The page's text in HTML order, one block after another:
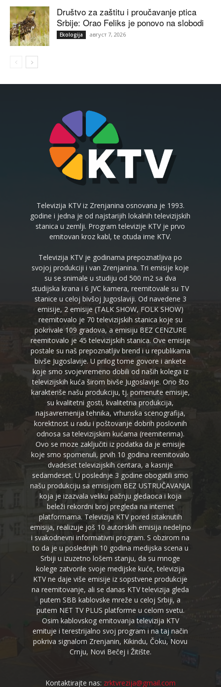
Društvo za zaštitu i proučavanje ptica
Srbije: Orao Feliks je ponovo na slobodi
Ekologija август 7, 2026
Televizija KTV iz Zrenjanina osnovana je 1993.
godine i jedna je od najstarijih lokalnih televizijskih
stanica u zemlji. Program televizije KTV je prvo
emitovan kroz kabl, te otuda ime KTV.
Televizija KTV je godinama prepoznatljiva po
svojoj produkciji i van Zrenjanina. Tri emisije koje
su se snimale u studiju od 500 m2 sa dva
studijska krana i 6 JVC kamera, reemitovale su TV
stanice u celoj bivšoj Jugoslaviji. Od navedene 3
emisije, 2 emisije (TALK SHOW, FOLK SHOW)
reemitovalo je 70 televizijskih stanica koje su
pokrivale 109 gradova, a emisiju BEZ CENZURE
reemitovalo je 45 televizijskih stanica. Ove emisije
postale su naš prepoznatljiv brend i u republikama
bivše Jugoslavije. U prilog tome govore i ankete
koje smo svojevremeno dobili od naših kolega iz
televizijskih kuća širom bivše Jugoslavije. Ono što
karakteriše našu produkciju, tj. pomenute emisije,
su kvalitetni gosti, kvalitetna produkcija,
najsavremenija tehnika, vrhunska scenografija,
korektnost u radu i poštovanje dobrih poslovnih
odnosa sa televizijskim kućama (reemiterima).
Ovo se moze zaključiti iz podatka da je emisije
koje smo spomenuli, prvih 10 godina reemitovalo
dvadeset televizijskih centara, a kasnije
sedamdeset. U poslednje 3 godine obogatili smo
našu produkciju sa emisijom BEZ USTRUČAVANJA
koja je izazvala veliku pažnju gledaoca i koja
beleži rekordni broj pregleda na internet
platformama. Televizija KTV pored istaknutih
emisija, realizuje još 10 autorskih emisija nedeljno
i svakodnevni informativni program. S obzirom na
to da je u poslednjih 10 godina medijska scena u
Srbiji u izuzetno lošem stanju, da su mnoge
kolege zatvorile svoje medijske kuće, televizija
KTV ne daje više emisije iz sopstvene produkcije
na reemitovanje, ali se danas KTV televizija gleda
putem SBB kablovske mreže u celoj Srbiji, a
putem NET TV PLUS platforme u celom svetu.
Osim kablovskog emitovanja televizija KTV
emituje i terestrijalno svoj program i na taj način
pokriva signalom Zrenjanin, Kikindu, Čoku, Novu
Crnju, Novi Bečej i Žitište.
Kontaktirajte nas: zrktvrezija@gmail.com